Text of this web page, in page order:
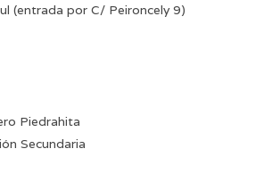
(entrada por C/ Peironcely 9)
Piedrahita
Secundaria